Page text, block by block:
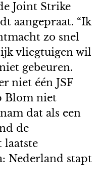
Joint Strike
aangepraat. “Ik
zo snel
vliegtuigen wil
gebeuren.
niet één JSF
Blom niet
dat als een
de
laatste
Nederland stapt